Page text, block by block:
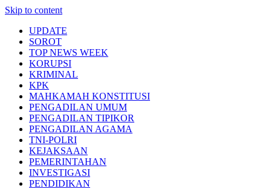
Skip to content
UPDATE
SOROT
TOP NEWS WEEK
KORUPSI
KRIMINAL
KPK
MAHKAMAH KONSTITUSI
PENGADILAN UMUM
PENGADILAN TIPIKOR
PENGADILAN AGAMA
TNI-POLRI
KEJAKSAAN
PEMERINTAHAN
INVESTIGASI
PENDIDIKAN